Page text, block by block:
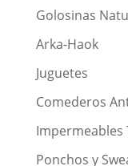
Golosinas
Arka-Haok
Juguetes
Comederos
Impermeables
Ponchos y